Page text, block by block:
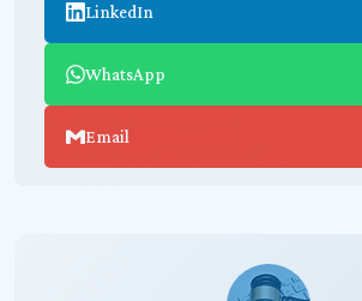
LinkedIn
WhatsApp
Email